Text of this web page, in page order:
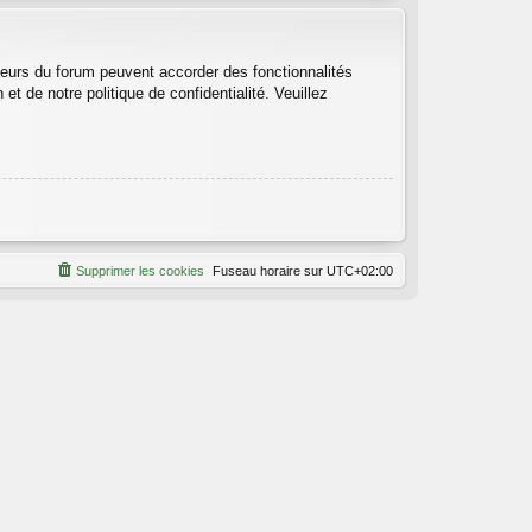
du forum peuvent accorder des fonctionnalités
de notre politique de confidentialité. Veuillez
Fuseau horaire sur UTC+02:00
Supprimer les cookies